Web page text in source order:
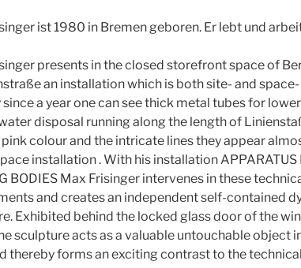
ist 1980 in Bremen geboren. Er lebt und
presents in the closed storefront space of
an installation which is both site- and
a year one can see thick metal tubes for
disposal running along the length of
colour and the intricate lines they appear
installation . With his installation APPARATUS
BODIES Max Frisinger intervenes in these
and creates an independent self-contained
Exhibited behind the locked glass door of the
sculpture acts as a valuable untouchable object
thereby forms an exciting contrast to the